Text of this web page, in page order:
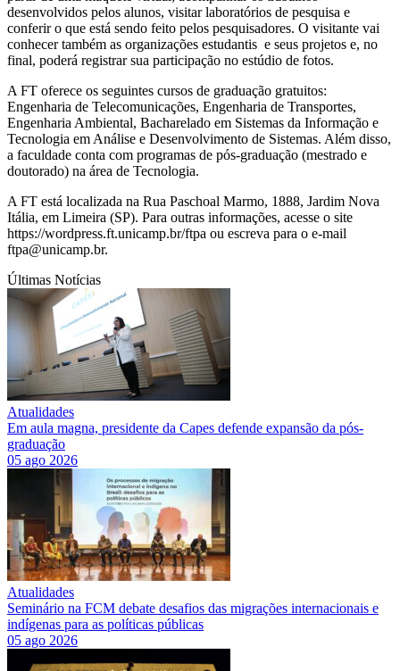
desenvolvidos pelos alunos, visitar laboratórios de pesquisa e
conferir o que está sendo feito pelos pesquisadores. O visitante vai
conhecer também as organizações estudantis e seus projetos e, no
final, poderá registrar sua participação no estúdio de fotos.
A FT oferece os seguintes cursos de graduação gratuitos:
Engenharia de Telecomunicações, Engenharia de Transportes,
Engenharia Ambiental, Bacharelado em Sistemas da Informação e
Tecnologia em Análise e Desenvolvimento de Sistemas. Além disso,
a faculdade conta com programas de pós-graduação (mestrado e
doutorado) na área de Tecnologia.
A FT está localizada na Rua Paschoal Marmo, 1888, Jardim Nova
Itália, em Limeira (SP). Para outras informações, acesse o site
https://wordpress.ft.unicamp.br/ftpa ou escreva para o e-mail
ftpa@unicamp.br.
Últimas Notícias
Atualidades
Em aula magna, presidente da Capes defende expansão da pós-
graduação
05 ago 2026
Atualidades
Seminário na FCM debate desafios das migrações internacionais e
indígenas para as políticas públicas
05 ago 2026